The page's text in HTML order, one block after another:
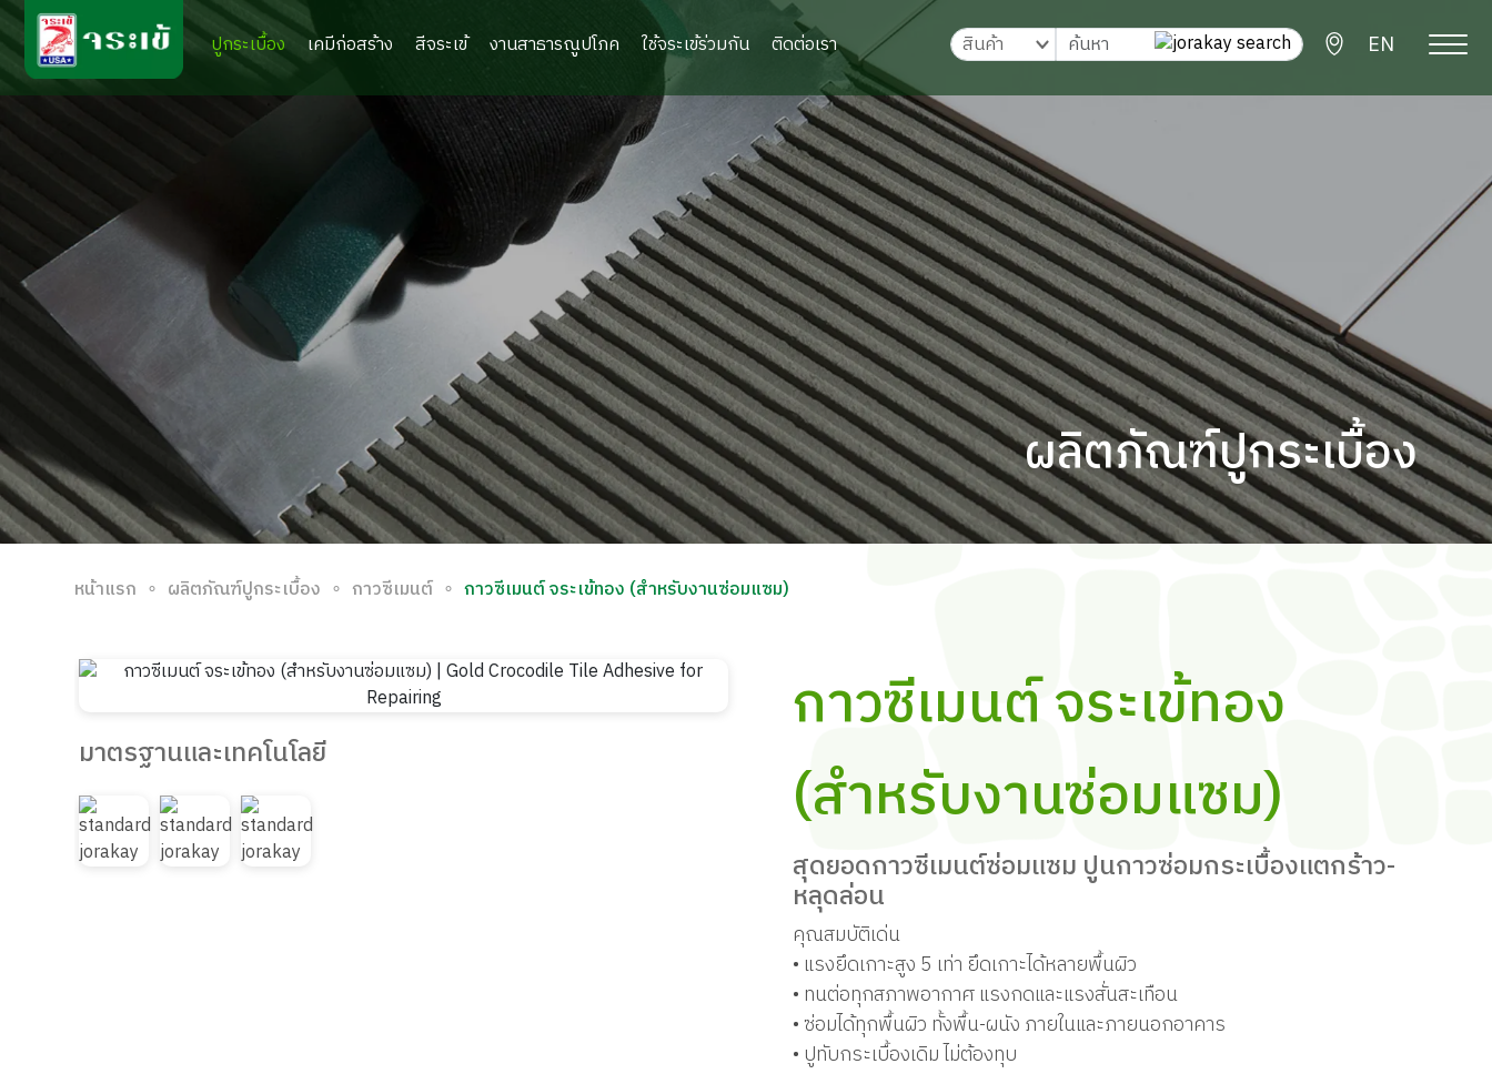
ปูกระเบื้อง เคมีก่อสร้าง สีจระเข้ งานสาธารณูปโภค ใช้จระเข้ร่วมกัน ติดต่อเรา EN
ผลิตภัณฑ์ปูกระเบื้อง
หน้าแรก ∘ ผลิตภัณฑ์ปูกระเบื้อง ∘ กาวซีเมนต์ ∘ กาวซีเมนต์ จระเข้ทอง (สำหรับงานซ่อมแซม)
มาตรฐานและเทคโนโลยี
กาวซีเมนต์ จระเข้ทอง
(สำหรับงานซ่อมแซม)
สุดยอดกาวซีเมนต์ซ่อมแซม ปูนกาวซ่อมกระเบื้องแตกร้าว-
หลุดล่อน
คุณสมบัติเด่น
• แรงยึดเกาะสูง 5 เท่า ยึดเกาะได้หลายพื้นผิว
• ทนต่อทุกสภาพอากาศ แรงกดและแรงสั่นสะเทือน
• ซ่อมได้ทุกพื้นผิว ทั้งพื้น-ผนัง ภายในและภายนอกอาคาร
• ปูทับกระเบื้องเดิม ไม่ต้องทุบ